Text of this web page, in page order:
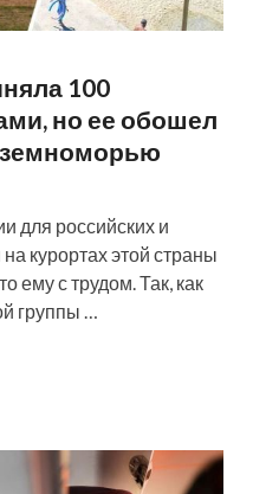
100
но ее обошел
для российских и
курортах этой страны
ему с трудом. Так, как
группы …